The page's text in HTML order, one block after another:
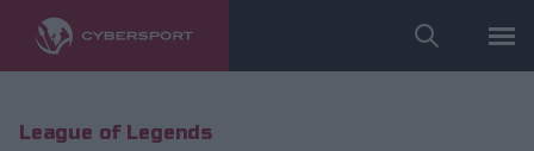
League of Legends